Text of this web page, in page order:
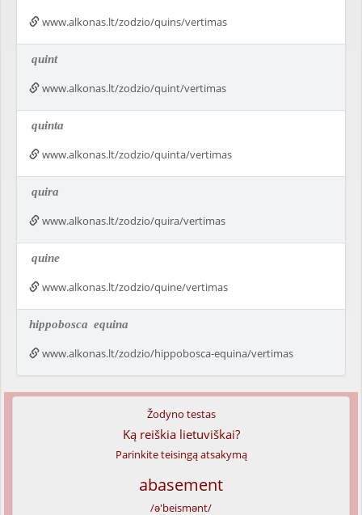
www.alkonas.lt/zodzio/quins/vertimas
quint
www.alkonas.lt/zodzio/quint/vertimas
quinta
www.alkonas.lt/zodzio/quinta/vertimas
quira
www.alkonas.lt/zodzio/quira/vertimas
quine
www.alkonas.lt/zodzio/quine/vertimas
hippobosca equina
www.alkonas.lt/zodzio/hippobosca-equina/vertimas
Žodyno testas
Ką reiškia lietuviškai?
Parinkite teisingą atsakymą
abasement
/ə'beismənt/